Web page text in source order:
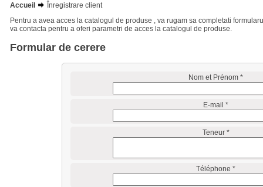
Accueil
Înregistrare client
Pentru a avea acces la catalogul de produse , va rugam sa completati
va contacta pentru a oferi parametri de acces la catalogul de produse.
Formular de cerere
Nom et Prénom *
E-mail *
Teneur *
Téléphone *